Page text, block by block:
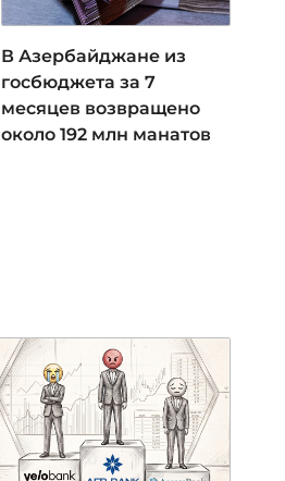
В Азербайджане из
госбюджета за 7
месяцев возвращено
около 192 млн манатов